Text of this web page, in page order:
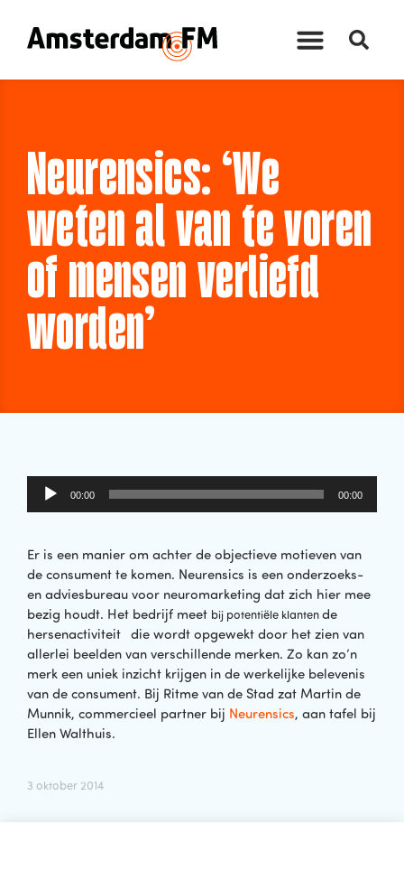
Neurensics: ‘We
weten al van te voren
of mensen verliefd
worden’
Audiospeler
00:00 00:00
Er is een manier om achter de objectieve motieven van
de consument te komen. Neurensics is een onderzoeks-
en adviesbureau voor neuromarketing dat zich hier mee
bezig houdt. Het bedrijf meet bij potentiële klantende
hersenactiviteit die wordt opgewekt door het zien van
allerlei beelden van verschillende merken. Zo kan zo’n
merk een uniek inzicht krijgen in de werkelijke belevenis
van de consument. Bij Ritme van de Stad zat Martin de
Munnik, commercieel partner bij Neurensics, aan tafel bij
Ellen Walthuis.
3 oktober 2014